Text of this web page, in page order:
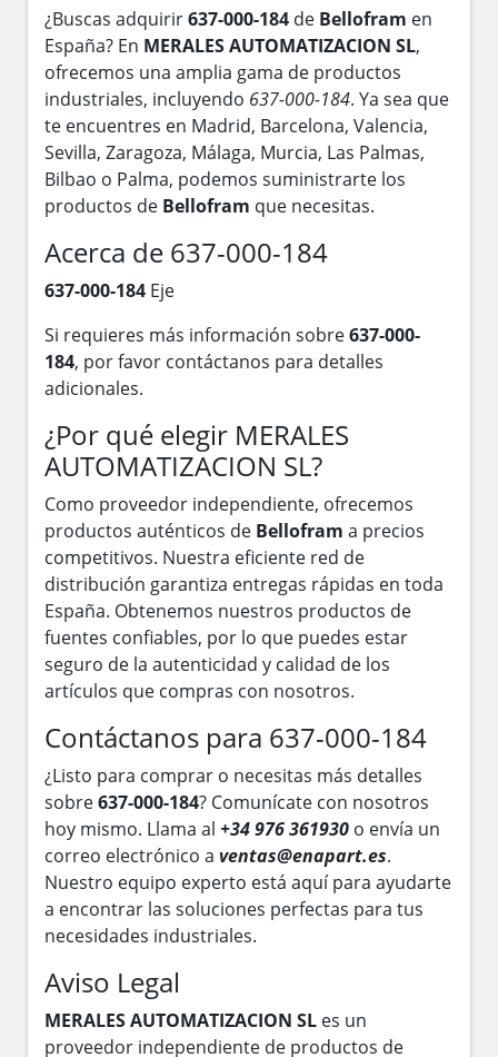
¿Buscas adquirir637-000-184 de Bellofram en
España? En MERALES AUTOMATIZACION SL,
ofrecemos una amplia gama de productos
industriales, incluyendo 637-000-184. Ya sea que
te encuentres en Madrid, Barcelona, Valencia,
Sevilla, Zaragoza, Málaga, Murcia, Las Palmas,
Bilbao o Palma, podemos suministrarte los
productos de Bellofram que necesitas.
Acerca de 637-000-184
637-000-184 Eje
Si requieres más información sobre637-000-
184, por favor contáctanos para detalles
adicionales.
¿Por qué elegir MERALES
AUTOMATIZACION SL?
Como proveedor independiente, ofrecemos
productos auténticos de Bellofram a precios
competitivos. Nuestra eficiente red de
distribución garantiza entregas rápidas en toda
España. Obtenemos nuestros productos de
fuentes confiables, por lo que puedes estar
seguro de la autenticidad y calidad de los
artículos que compras con nosotros.
Contáctanos para 637-000-184
¿Listo para comprar o necesitas más detalles
sobre637-000-184? Comunícate con nosotros
hoy mismo. Llama al +34 976 361930 o envía un
correo electrónico a ventas@enapart.es.
Nuestro equipo experto está aquí para ayudarte
a encontrar las soluciones perfectas para tus
necesidades industriales.
Aviso Legal
MERALES AUTOMATIZACION SL es un
proveedor independiente de productos de